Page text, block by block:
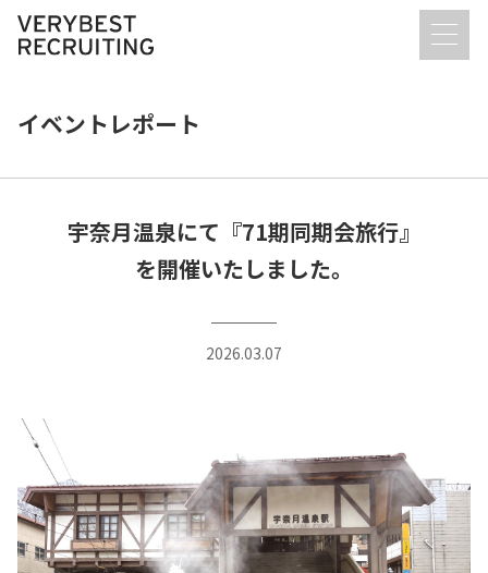
イベントレポート
宇奈月温泉にて『71期同期会旅行』
を開催いたしました。
2026.03.07